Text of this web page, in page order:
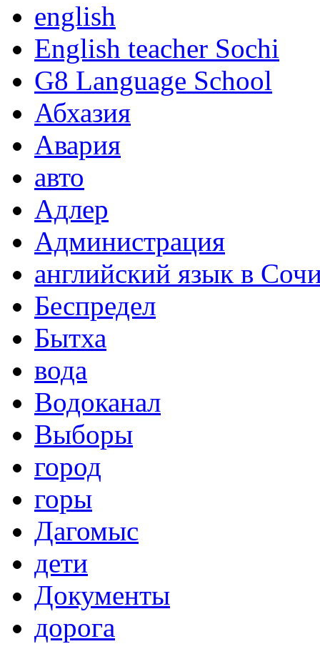
english
English teacher Sochi
G8 Language School
Абхазия
Авария
авто
Адлер
Администрация
английский язык в
Беспредел
Бытха
вода
Водоканал
Выборы
город
горы
Дагомыс
дети
Документы
дорога